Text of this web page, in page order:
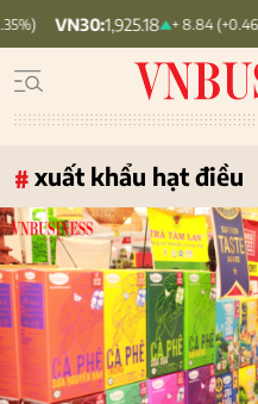
+ 8.84 (+0.46%) VNINDEX:1,776.77
# xuất khẩu hạt điều